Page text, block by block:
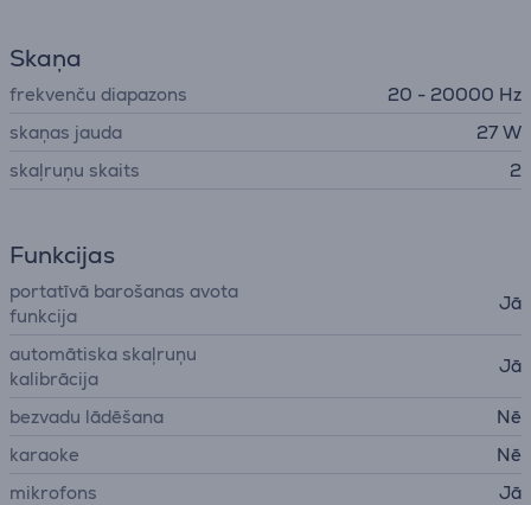
Skaņa
frekvenču diapazons
20 - 20000 Hz
skaņas jauda
27 W
skaļruņu skaits
2
Funkcijas
portatīvā barošanas avota
funkcija
Jā
automātiska skaļruņu
kalibrācija
Jā
bezvadu lādēšana
Nē
karaoke
Nē
mikrofons
Jā